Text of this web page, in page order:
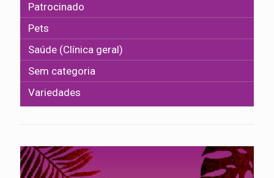
Patrocinado
Pets
Saúde (Clínica geral)
Sem categoria
Variedades